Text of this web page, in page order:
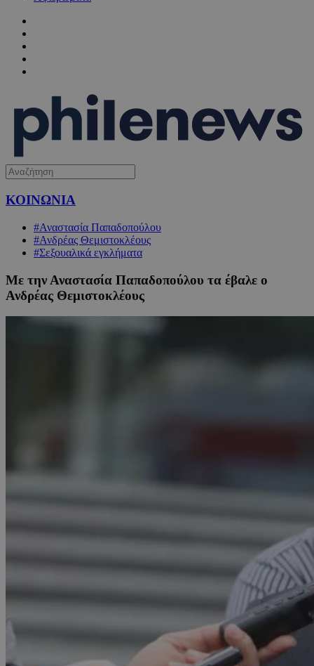
ΚΟΙΝΩΝΙΑ
#Αναστασία Παπαδοπούλου
#Ανδρέας Θεμιστοκλέους
#Σεξουαλικά εγκλήματα
Με την Αναστασία Παπαδοπούλου τα έβαλε ο
Ανδρέας Θεμιστοκλέους